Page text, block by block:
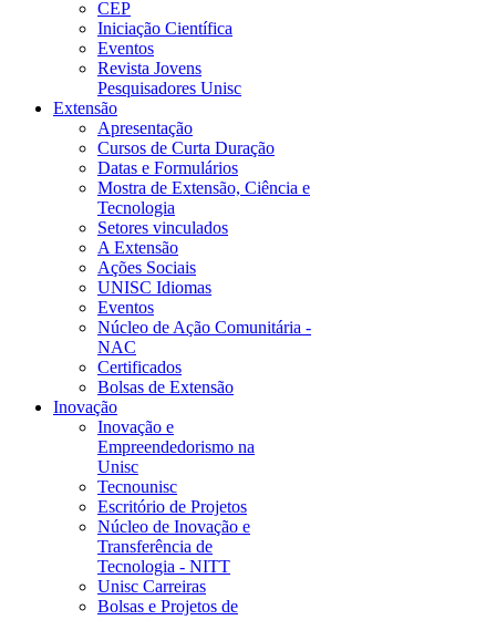
CEP
Iniciação Científica
Eventos
Revista Jovens
Pesquisadores Unisc
Extensão
Apresentação
Cursos de Curta Duração
Datas e Formulários
Mostra de Extensão, Ciência e
Tecnologia
Setores vinculados
A Extensão
Ações Sociais
UNISC Idiomas
Eventos
Núcleo de Ação Comunitária -
NAC
Certificados
Bolsas de Extensão
Inovação
Inovação e
Empreendedorismo na
Unisc
Tecnounisc
Escritório de Projetos
Núcleo de Inovação e
Transferência de
Tecnologia - NITT
Unisc Carreiras
Bolsas e Projetos de